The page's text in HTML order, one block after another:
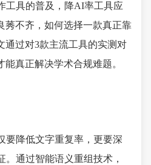
工具的普及，降AI率工具应
莠不齐，如何选择一款真正靠
通过对3款主流工具的实测对
真正解决学术合规难题。
要降低文字重复率，更要深
。通过智能语义重组技术，